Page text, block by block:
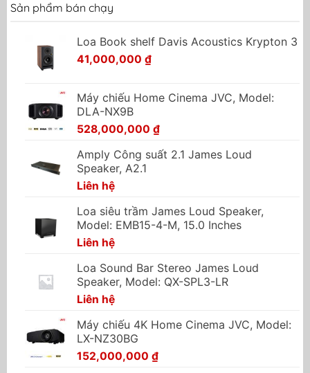
Sản phẩm bán chạy
Loa Book shelf Davis Acoustics Krypton 3
41,000,000 ₫
Máy chiếu Home Cinema JVC, Model:
DLA-NX9B
528,000,000 ₫
Amply Công suất 2.1 James Loud
Speaker, A2.1
Liên hệ
Loa siêu trầm James Loud Speaker,
Model: EMB15-4-M, 15.0 Inches
Liên hệ
Loa Sound Bar Stereo James Loud
Speaker, Model: QX-SPL3-LR
Liên hệ
Máy chiếu 4K Home Cinema JVC, Model:
LX-NZ30BG
152,000,000 ₫